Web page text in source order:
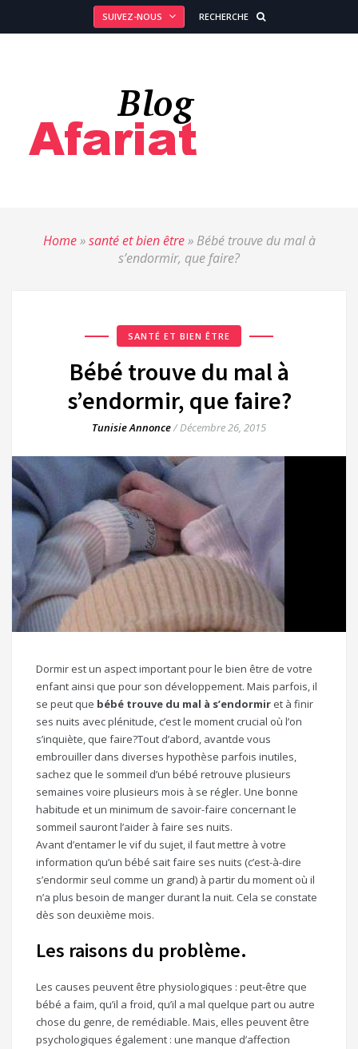
SUIVEZ-NOUS RECHERCHE
Home»santé et bien être» Bébé trouve du mal à
s’endormir, que faire?
SANTÉ ET BIEN ÊTRE
Bébé trouve du mal à
s’endormir, que faire?
Tunisie Annonce/Décembre 26, 2015
Dormir est un aspect important pour le bien être de votre
enfant ainsi que pour son développement. Mais parfois, il
se peut que bébé trouve du mal à s’endormir et à finir
ses nuits avec plénitude, c’est le moment crucial où l’on
s’inquiète, que faire?Tout d’abord, avantde vous
embrouiller dans diverses hypothèse parfois inutiles,
sachez que le sommeil d’un bébé retrouve plusieurs
semaines voire plusieurs mois à se régler. Une bonne
habitude et un minimum de savoir-faire concernant le
sommeil sauront l’aider à faire ses nuits.
Avant d’entamer le vif du sujet, il faut mettre à votre
information qu’un bébé sait faire ses nuits (c’est-à-dire
s’endormir seul comme un grand) à partir du moment où il
n’a plus besoin de manger durant la nuit. Cela se constate
dès son deuxième mois.
Les raisons du problème.
Les causes peuvent être physiologiques : peut-être que
bébé a faim, qu’il a froid, qu’il a mal quelque part ou autre
chose du genre, de remédiable. Mais, elles peuvent être
psychologiques également : une manque d’affection